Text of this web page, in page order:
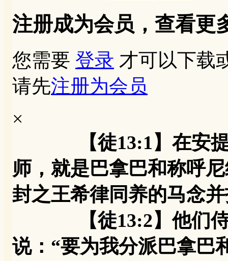
注册成为会员，查看更
您需要 登录 才可以下载
请先注册为会员
×
【徒13:1】在安
师，就是巴拿巴和称呼
封之王希律同养的马念
【徒13:2】他们侍
说：“要为我分派巴拿巴